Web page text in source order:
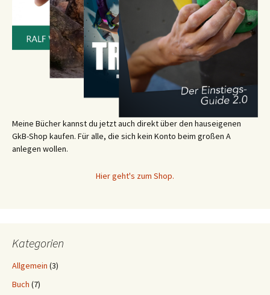
Meine Bücher kannst du jetzt auch direkt über den hauseigenen
GkB-Shop kaufen. Für alle, die sich kein Konto beim großen A
anlegen wollen.
Hier geht's zum Shop.
Kategorien
Allgemein (3)
Buch (7)